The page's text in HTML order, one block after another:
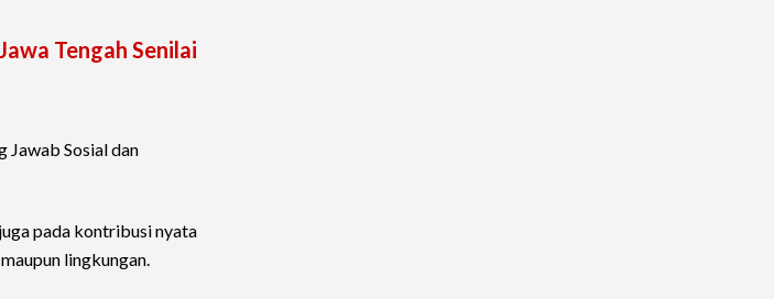
Tengah Senilai
Jawab Sosial dan
pada kontribusi nyata
lingkungan.